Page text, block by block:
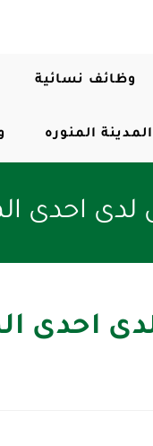
وظائف نسائية
المنوره
احدى
احدى